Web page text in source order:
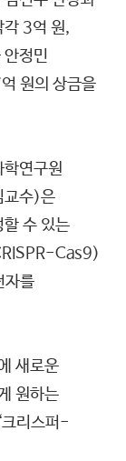
각 3억 원,
정민
원의 상금을
연구원
교수)은
수 있는
Cas9)
자를
새로운
원하는
크리스퍼-